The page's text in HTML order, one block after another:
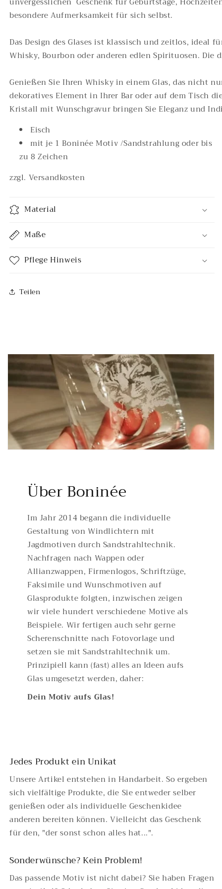
besondereAufmerksamkeit für sichselbst.
Das Design desGlases ist klassischund zeitlos, ideal fü
Whisky, Bourbonoderanderen edlen Spirituosen. Die d
Genießen SieIhren Whiskyin einem Glas, das nicht nu
dekoratives ElementinIhrer Baroderauf demTisch di
Kristall mit WunschgravurbringenSie Eleganzund Ind
​Eisch
mit je 1 Boninée Motiv /Sandstrahlung oder bis
zu 8 Zeichen
zzgl. Versandkosten
Material
Maße
Pflege Hinweis
Teilen
Über Boninée
Im Jahr 2014 begann die individuelle
Gestaltung von Windlichtern mit
Jagdmotiven durch Sandstrahltechnik.
Nachfragen nach Wappen oder
Allianzwappen, Firmenlogos, Schriftzüge,
Faksimile und Wunschmotiven auf
Glasprodukte folgten, inzwischen zeigen
wir viele hundert verschiedene Motive als
Beispiele. Wir fertigen auch sehr gerne
Scherenschnitte nach Fotovorlage und
setzen sie mit Sandstrahltechnik um.
Prinzipiell kann (fast) alles an Ideen aufs
Glas umgesetzt werden, daher:
Dein Motiv aufs Glas!
Jedes Produkt ein Unikat
​Unsere Artikel entstehen in Handarbeit. So ergeben
sich vielfältige Produkte, die Sie entweder selber
genießen oder​ als individuelle Geschenkidee
anderen bereiten können. Vielleicht das Geschenk
für den, "der sonst schon alles hat...".
Sonderwünsche? Kein Problem!
Das passende Motiv ist nicht dabei? Sie haben Fragen